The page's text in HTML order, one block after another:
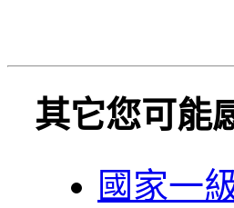
其它您可能
國家一